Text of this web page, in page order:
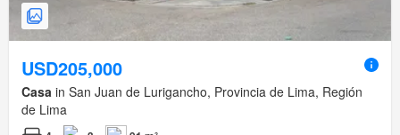
USD205,000
Casa in San Juan de Lurigancho, Provincia de Lima, Región
de Lima